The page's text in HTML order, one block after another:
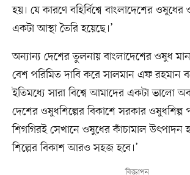
হয়। যে কারণে বহির্বিশ্বে বাংলাদেশের
একটা আস্থা তৈরি হয়েছে।’
অন্যান্য দেশের তুলনায় বাংলাদেশের ওষুধ
বেশ পরিমিত দাবি করে সালমান এফ রহমান
ইতিমধ্যে সারা বিশ্বে আমাদের একটা ভালো
দেশের ওষুধশিল্পের বিকাশে সরকার ওষুধশিল্প
শিগগিরই সেখানে ওষুধের কাঁচামাল উৎপাদন
শিল্পের বিকাশ আরও সহজ হবে।’